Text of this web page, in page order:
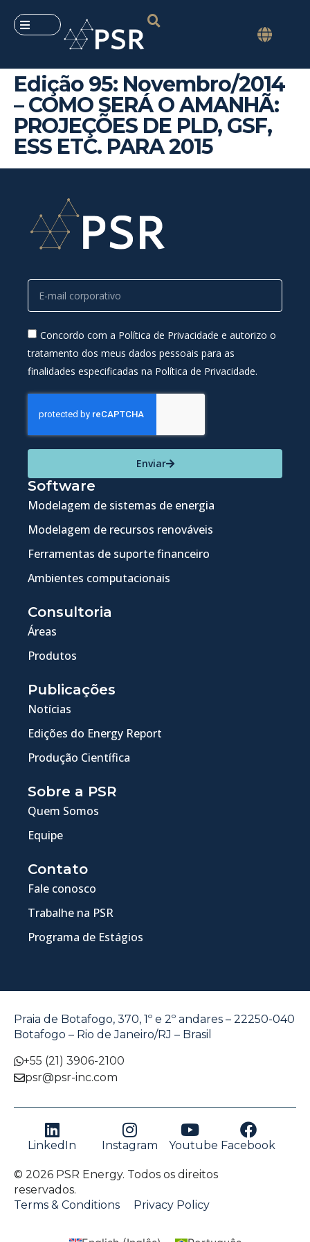
Edição 95: Novembro/2014
– COMO SERÁ O AMANHÃ:
PROJEÇÕES DE PLD, GSF,
ESS ETC. PARA 2015
Concordo com a Política de Privacidade e autorizo o
tratamento dos meus dados pessoais para as
finalidades especificadas na Política de Privacidade.
Enviar
Software
Modelagem de sistemas de energia
Modelagem de recursos renováveis
Ferramentas de suporte financeiro
Ambientes computacionais
Consultoria
Áreas
Produtos
Publicações
Notícias
Edições do Energy Report
Produção Científica
Sobre a PSR
Quem Somos
Equipe
Contato
Fale conosco
Trabalhe na PSR
Programa de Estágios
Praia de Botafogo, 370, 1º e 2º andares – 22250-040
Botafogo – Rio de Janeiro/RJ – Brasil
+55 (21) 3906-2100
psr@psr-inc.com
LinkedIn Instagram Youtube Facebook
© 2026 PSR Energy. Todos os direitos
reservados.
Terms & Conditions
Privacy Policy